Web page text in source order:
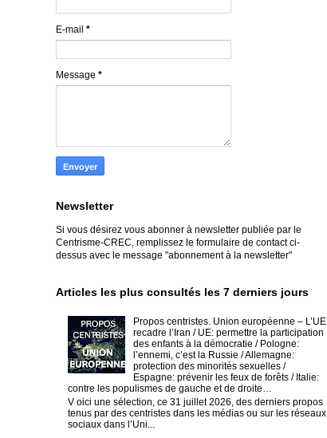
E-mail *
Message *
Newsletter
Si vous désirez vous abonner à newsletter publiée par le
Centrisme-CREC, remplissez le formulaire de contact ci-
dessus avec le message "abonnement à la newsletter"
Articles les plus consultés les 7 derniers jours
Propos centristes. Union européenne – L’UE
recadre l’Iran / UE: permettre la participation
des enfants à la démocratie / Pologne:
l’ennemi, c’est la Russie / Allemagne:
protection des minorités sexuelles /
Espagne: prévenir les feux de forêts / Italie:
contre les populismes de gauche et de droite…
V oici une sélection, ce 31 juillet 2026, des derniers propos
tenus par des centristes dans les médias ou sur les réseaux
sociaux dans l’Uni...